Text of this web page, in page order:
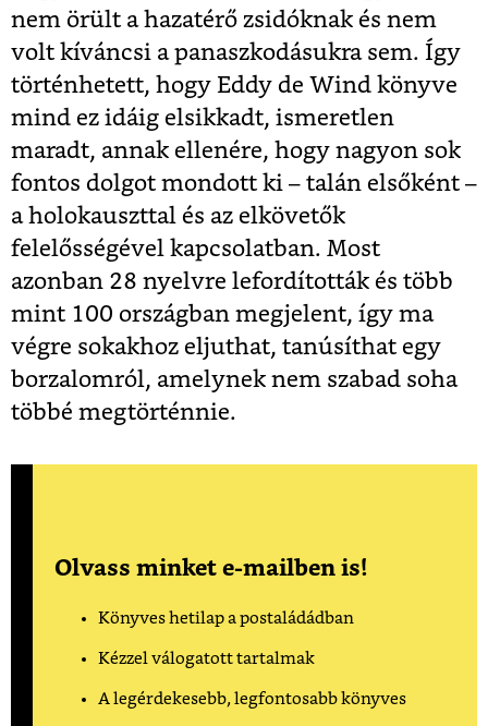
nem örült a hazatérő zsidóknak és nem
volt kíváncsi a panaszkodásukra sem. Így
történhetett, hogy Eddy de Wind könyve
mind ez idáig elsikkadt, ismeretlen
maradt, annak ellenére, hogy nagyon sok
fontos dolgot mondott ki – talán elsőként –
a holokauszttal és az elkövetők
felelősségével kapcsolatban. Most
azonban 28 nyelvre lefordították és több
mint 100 országban megjelent, így ma
végre sokakhoz eljuthat, tanúsíthat egy
borzalomról, amelynek nem szabad soha
többé megtörténnie.
Olvass minket e-mailben is!
Könyves hetilap a postaládádban
Kézzel válogatott tartalmak
A legérdekesebb, legfontosabb könyves